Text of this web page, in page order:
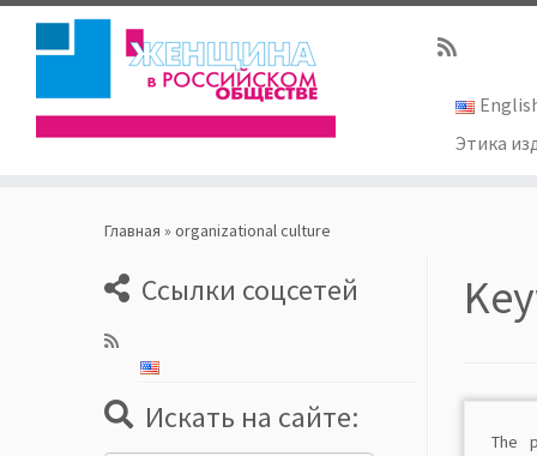
Этика
Главная » organizational culture
Ссылки соцсетей
Искать на сайте:
The